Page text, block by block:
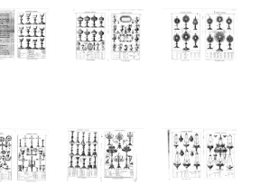
TOPOGRAPHIQUE
DU PATRIMOINE
DU PATRIMOINE